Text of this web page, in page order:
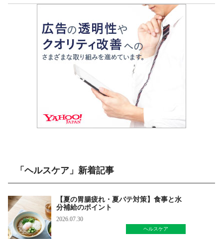
「ヘルスケア」新着記事
【夏の胃腸疲れ・夏バテ対策】食事と水
分補給のポイント
2026.07.30
ヘルスケア